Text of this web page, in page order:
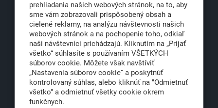
office@klub500.sk
+421 2 54 646 464
www.klub500.sk
Copyright: Klub 500, 2026
Všetky práva vyhradené
prehliadania našich webových stránok, na to, aby
sme vám zobrazovali prispôsobený obsah a
cielené reklamy, na analýzu návštevnosti našich
webových stránok a na pochopenie toho, odkiaľ
naši návštevníci prichádzajú. Kliknutím na „Prijať
všetko“ súhlasíte s používaním VŠETKÝCH
súborov cookie. Môžete však navštíviť
„Nastavenia súborov cookie“ a poskytnúť
kontrolovaný súhlas, alebo kliknúť na "Odmietnuť
všetko" a odmietnuť všetky cookie okrem
funkčnych.